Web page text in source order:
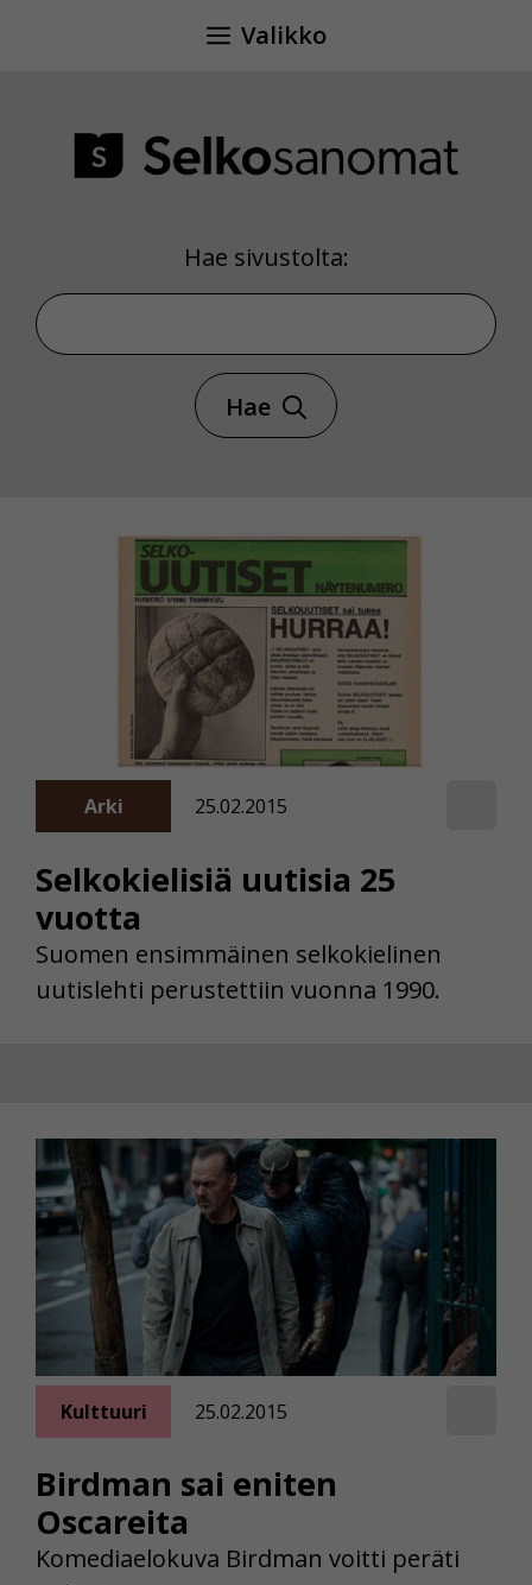
Valikko
Hae sivustolta:
Hae sivustolta
Hae
Selkokielisiä uutisia 25
vuotta
Arki 25.02.2015
Suomen ensimmäinen selkokielinen
uutislehti perustettiin vuonna 1990.
Birdman sai eniten
Oscareita
Kulttuuri 25.02.2015
Komediaelokuva Birdman voitti peräti